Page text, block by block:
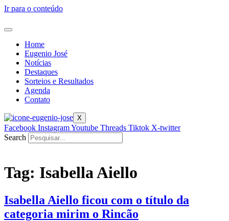
Ir para o conteúdo
Home
Eugenio José
Notícias
Destaques
Sorteios e Resultados
Agenda
Contato
X
Facebook InstagramYoutube Threads Tiktok X-twitter
Search
Tag: Isabella Aiello
Isabella Aiello ficou com o título da
categoria mirim o Rincão